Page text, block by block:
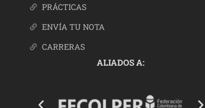
PRÁCTICAS
ENVÍA TU NOTA
CARRERAS
ALIADOS A: